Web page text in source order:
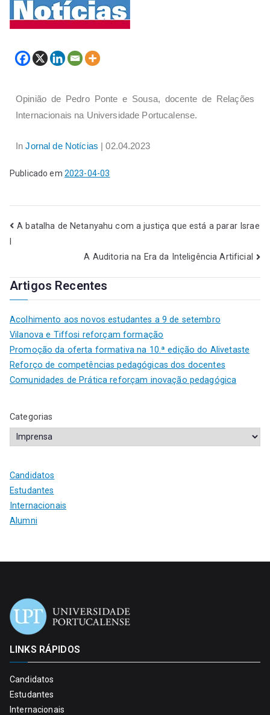
Opinião de Pedro Ponte e Sousa, docente de Relações
Internacionais na Universidade Portucalense.
InJornal de Notícias | 02.04.2023
Publicado em 2023-04-03
A batalha de Netanyahu com a justiça que está a parar Israe
A Auditoria na Era da Inteligência Artificial
Artigos Recentes
Acolhimento aos novos estudantes a 9 de setembro
Vilanova e Tiffosi reforçam formação
Promoção da oferta formativa na 10.ª edição do Alivetaste
Reforço de competências pedagógicas dos docentes
Comunidades de Prática reforçam inovação pedagógica
Categorias
Candidatos
Estudantes
Internacionais
Alumni
LINKS RÁPIDOS
Candidatos
Estudantes
Internacionais